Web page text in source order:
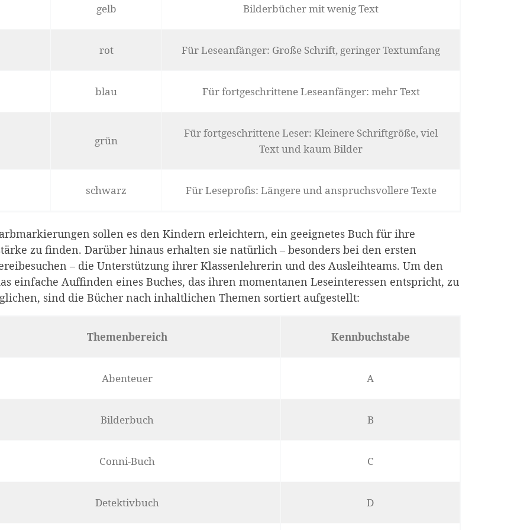
gelb Bilderbücher mit wenig Text
rot Für Leseanfänger: Große Schrift, geringer Textumfang
blau Für fortgeschrittene Leseanfänger: mehr Text
grün
Für fortgeschrittene Leser: Kleinere Schriftgröße, viel
Text und kaum Bilder
schwarz Für Leseprofis: Längere und anspruchsvollere Texte
sollen es den Kindern erleichtern, ein geeignetes Buch für ihre
zu finden. Darüber hinaus erhalten sie natürlich – besonders bei den ersten
– die Unterstützung ihrer Klassenlehrerin und des Ausleihteams. Um den
einfache Auffinden eines Buches, das ihren momentanen Leseinteressen entspricht, zu
sind die Bücher nach inhaltlichen Themen sortiert aufgestellt:
Themenbereich Kennbuchstabe
Abenteuer A
Bilderbuch B
Conni-Buch C
Detektivbuch D